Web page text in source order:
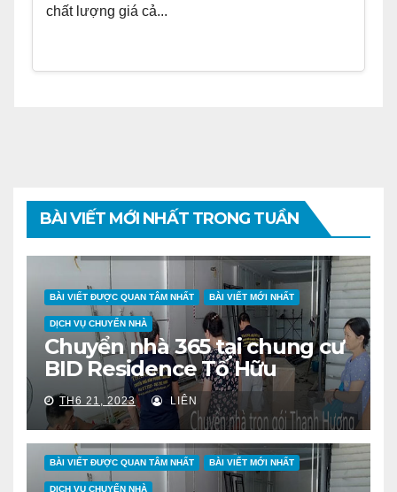
chất lượng giá cả...
BÀI VIẾT MỚI NHẤT TRONG TUẦN
BÀI VIẾT ĐƯỢC QUAN TÂM NHẤT BÀI VIẾT MỚI NHẤT
DỊCH VỤ CHUYỂN NHÀ
Chuyển nhà 365 tại chung cư
BID Residence Tố Hữu
TH6 21, 2023 LIÊN
BÀI VIẾT ĐƯỢC QUAN TÂM NHẤT BÀI VIẾT MỚI NHẤT
DỊCH VỤ CHUYỂN NHÀ